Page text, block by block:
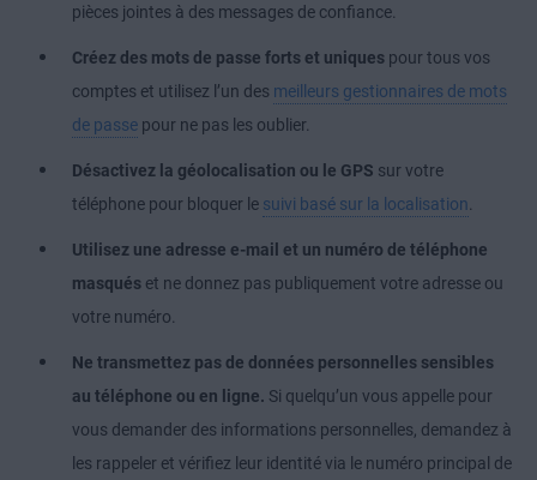
pièces jointes à des messages de confiance.
Créez des mots de passe forts et uniques pour tous vos
comptes et utilisez l’un des meilleurs gestionnaires de mots
de passe pour ne pas les oublier.
Désactivez la géolocalisation ou le GPS sur votre
téléphone pour bloquer le suivi basé sur la localisation
Utilisez une adresse e-mail et un numéro de téléphone
masqués et ne donnez pas publiquement votre adresse ou
votre numéro.
Ne transmettez pas de données personnelles sensibles
au téléphone ou en ligne. Si quelqu’un vous appelle pour
vous demander des informations personnelles, demandez à
les rappeler et vérifiez leur identité via le numéro principal de